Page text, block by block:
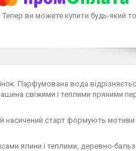
Тепер ви можете купити будь-який
Парфумована вода
свіжими і теплими пряними
насичений старт формують
ялини і теплими, деревно-